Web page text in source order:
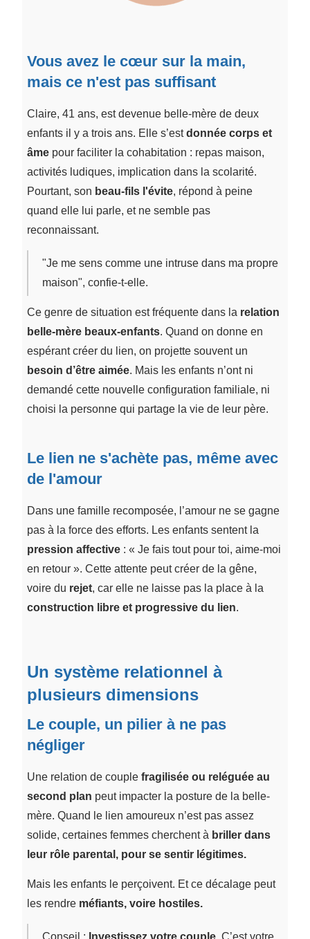
Vous avez le cœur sur la main,
mais ce n'est pas suffisant
Claire, 41 ans, est devenue belle-mère de deux
enfants il y a trois ans. Elle s’estdonnée corps et
âmepour faciliter la cohabitation : repas maison,
activités ludiques, implication dans la scolarité.
Pourtant, son beau-fils l'évite, répond à peine
quand elle lui parle, et ne semble pas
reconnaissant.
"Je me sens comme une intruse dans ma propre
maison", confie-t-elle.
Ce genre de situation est fréquente dans la relation
belle-mère beaux-enfants. Quand on donne en
espérant créer du lien, on projette souvent un
besoin d’être aimée. Mais les enfants n’ont ni
demandé cette nouvelle configuration familiale, ni
choisi la personne qui partage la vie de leur père.
Le lien ne s'achète pas, même avec
de l'amour
Dans une famille recomposée, l’amour ne se gagne
pas à la force des efforts. Les enfants sentent la
pression affective: « Je fais tout pour toi, aime-moi
en retour ». Cette attente peut créer de la gêne,
voire du rejet, car elle ne laisse pas la place à la
construction libre et progressive du lien.
Un système relationnel à
plusieurs dimensions
Le couple, un pilier à ne pas
négliger
Une relation de couple fragilisée ou reléguée au
second plan peut impacter la posture de la belle-
mère. Quand le lien amoureux n’est pas assez
solide, certaines femmes cherchent à briller dans
leur rôle parental, pour se sentir légitimes.
Mais les enfants le perçoivent. Et ce décalage peut
les rendre méfiants, voire hostiles.
Conseil : Investissez votre couple. C’est votre